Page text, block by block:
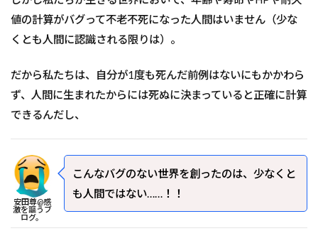
値の計算がバグって不老不死になった人間はいません（少な
くとも人間に認識される限りは）。
だから私たちは、自分が1度も死んだ前例はないにもかかわら
ず、人間に生まれたからには死ぬに決まっていると正確に計算
できるんだし、
安田尊@感
激を謳うブ
ログ。
こんなバグのない世界を創ったのは、少なくと
も人間ではない……！！